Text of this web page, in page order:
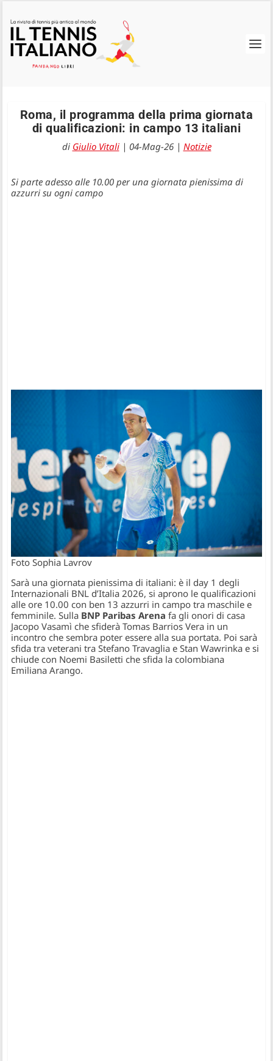
Roma, il programma della prima giornata
di qualificazioni: in campo 13 italiani
di Giulio Vitali| 04-Mag-26| Notizie
Si parte adesso alle 10.00 per una giornata pienissima di
azzurri su ogni campo
Foto Sophia Lavrov
Sarà una giornata pienissima di italiani: è il day 1 degli
Internazionali BNL d’Italia 2026, si aprono le qualificazioni
alle ore 10.00 con ben 13 azzurri in campo tra maschile e
femminile. Sulla BNP Paribas Arena fa gli onori di casa
Jacopo Vasamì che sfiderà Tomas Barrios Vera in un
incontro che sembra poter essere alla sua portata. Poi sarà
sfida tra veterani tra Stefano Travaglia e Stan Wawrinka e si
chiude con Noemi Basiletti che sfida la colombiana
Emiliana Arango.